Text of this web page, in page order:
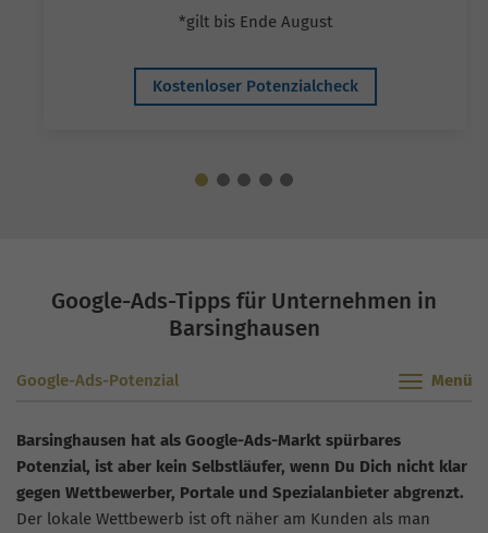
*gilt bis Ende August
Kostenloser Potenzialcheck
Google-Ads-Tipps für Unternehmen in
Barsinghausen
Google-Ads-Potenzial
Barsinghausen hat als Google-Ads-Markt spürbares
Potenzial, ist aber kein Selbstläufer, wenn Du Dich nicht klar
gegen Wettbewerber, Portale und Spezialanbieter abgrenzt.
Der lokale Wettbewerb ist oft näher am Kunden als man